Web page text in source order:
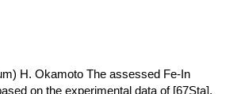
H. Okamoto The assessed Fe-In
on the experimental data of [67Sta],